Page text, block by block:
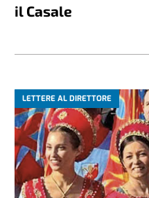
il Casale
LETTERE AL DIRETTORE